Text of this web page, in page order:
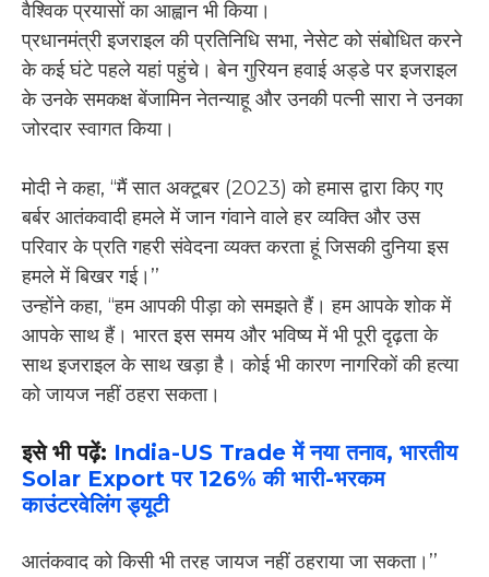
वैश्विक प्रयासों का आह्वान भी किया।
प्रधानमंत्री इजराइल की प्रतिनिधि सभा, नेसेट को संबोधित करने
के कई घंटे पहले यहां पहुंचे। बेन गुरियन हवाई अड्डे पर इजराइल
के उनके समकक्ष बेंजामिन नेतन्याहू और उनकी पत्नी सारा ने उनका
जोरदार स्वागत किया।
मोदी ने कहा, ‘‘मैं सात अक्टूबर (2023) को हमास द्वारा किए गए
बर्बर आतंकवादी हमले में जान गंवाने वाले हर व्यक्ति और उस
परिवार के प्रति गहरी संवेदना व्यक्त करता हूं जिसकी दुनिया इस
हमले में बिखर गई।’’
उन्होंने कहा, ‘‘हम आपकी पीड़ा को समझते हैं। हम आपके शोक में
आपके साथ हैं। भारत इस समय और भविष्य में भी पूरी दृढ़ता के
साथ इजराइल के साथ खड़ा है। कोई भी कारण नागरिकों की हत्या
को जायज नहीं ठहरा सकता।
इसे भी पढ़ें: India-US Trade में नया तनाव, भारतीय
Solar Export पर 126% की भारी-भरकम
काउंटरवेलिंग ड्यूटी
आतंकवाद को किसी भी तरह जायज नहीं ठहराया जा सकता।’’